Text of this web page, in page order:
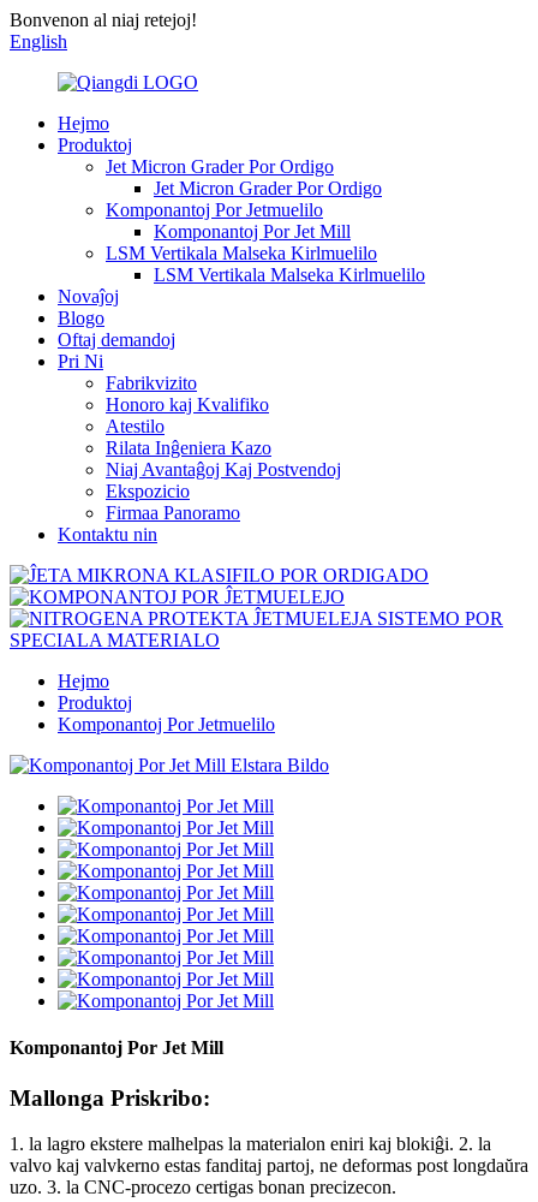
Bonvenon al niaj retejoj!
English
Hejmo
Produktoj
Jet Micron Grader Por Ordigo
Jet Micron Grader Por Ordigo
Komponantoj Por Jetmuelilo
Komponantoj Por Jet Mill
LSM Vertikala Malseka Kirlmuelilo
LSM Vertikala Malseka Kirlmuelilo
Novaĵoj
Blogo
Oftaj demandoj
Pri Ni
Fabrikvizito
Honoro kaj Kvalifiko
Atestilo
Rilata Inĝeniera Kazo
Niaj Avantaĝoj Kaj Postvendoj
Ekspozicio
Firmaa Panoramo
Kontaktu nin
Hejmo
Produktoj
Komponantoj Por Jetmuelilo
Komponantoj Por Jet Mill
Mallonga Priskribo:
1. la lagro ekstere malhelpas la materialon eniri kaj blokiĝi. 2. la
valvo kaj valvkerno estas fanditaj partoj, ne deformas post longdaŭra
uzo. 3. la CNC-procezo certigas bonan precizecon.